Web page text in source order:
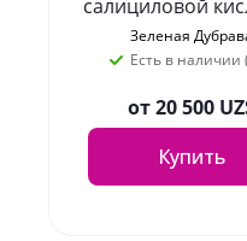
салициловой
150мл
Зеленая
Есть в наличии
от20 500
Купить